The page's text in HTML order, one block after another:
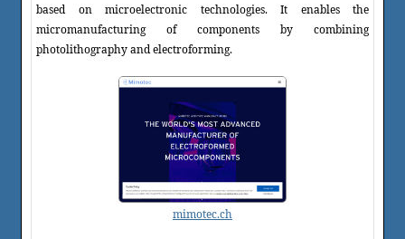
based on microelectronic technologies. It enables the
micromanufacturing of components by combining
photolithography and electroforming.
mimotec.ch